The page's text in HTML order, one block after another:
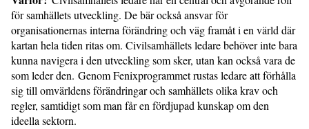
för samhällets utveckling. De bär också ansvar för
organisationernas interna förändring och väg framåt i en värld där
kartan hela tiden ritas om. Civilsamhällets ledare behöver inte bara
kunna navigera i den utveckling som sker, utan kan också vara de
som leder den. Genom Fenixprogrammet rustas ledare att förhålla
sig till omvärldens förändringar och samhällets olika krav och
regler, samtidigt som man får en fördjupad kunskap om den
ideella sektorn.